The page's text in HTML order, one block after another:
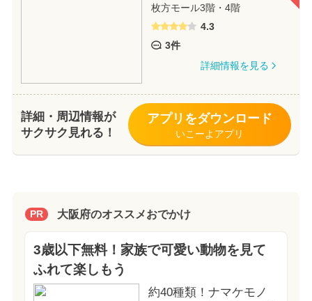
枚方モール3階・4階
4.3
3件
詳細情報を見る
詳細・周辺情報が
サクサク見れる！
アプリをダウンロード
いこーよアプリ
PR 大阪府のオススメおでかけ
3歳以下無料！家族で可愛い動物を見て
ふれて楽しもう
約40種類！ナマケモノ